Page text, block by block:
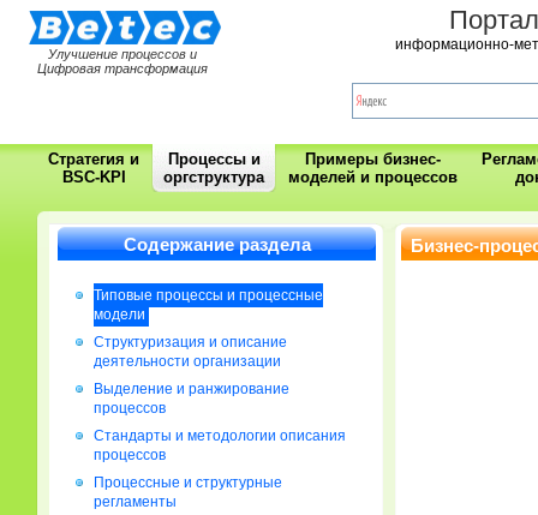
Улучшение процессов и
Цифровая трансформация
информационно-
Стратегия и
BSC-KPI
Процессы и
оргструктура
Примеры бизнес-
моделей и процессов
Содержание раздела
Типовые процессы и процессные
модели
Cтруктуризация и описание
деятельности организации
Выделение и ранжирование
процессов
Стандарты и методологии описания
процессов
Процессные и структурные
регламенты
Бизнес-